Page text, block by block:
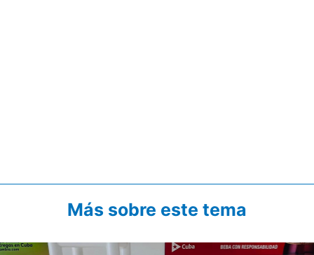
Más sobre este tema